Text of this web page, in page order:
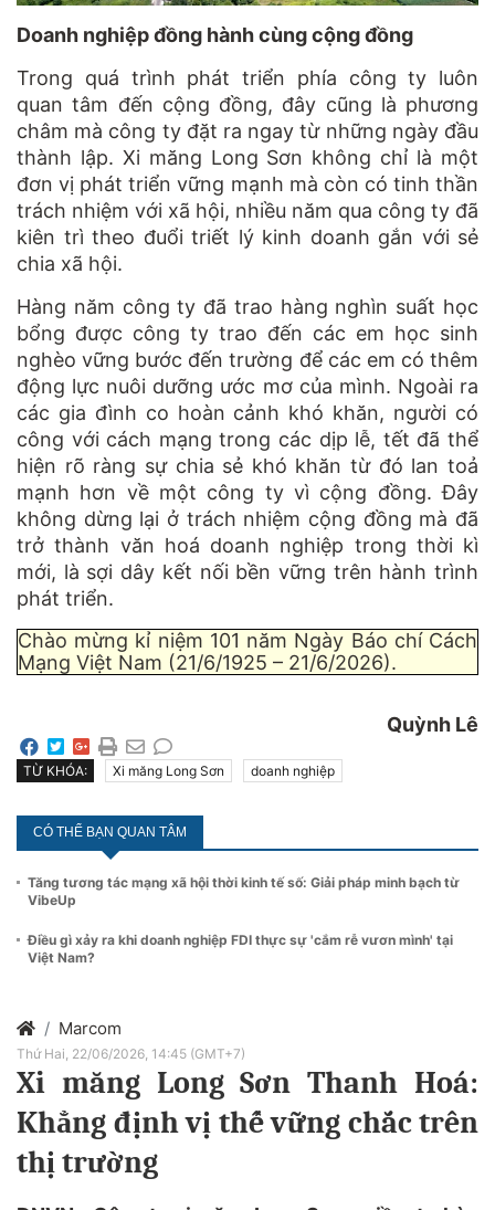
Doanh nghiệp đồng hành cùng cộng đồng
Trong quá trình phát triển phía công ty luôn
quan tâm đến cộng đồng, đây cũng là phương
châm mà công ty đặt ra ngay từ những ngày đầu
thành lập. Xi măng Long Sơn không chỉ là một
đơn vị phát triển vững mạnh mà còn có tinh thần
trách nhiệm với xã hội, nhiều năm qua công ty đã
kiên trì theo đuổi triết lý kinh doanh gắn với sẻ
chia xã hội.
Hàng năm công ty đã trao hàng nghìn suất học
bổng được công ty trao đến các em học sinh
nghèo vững bước đến trường để các em có thêm
động lực nuôi dưỡng ước mơ của mình. Ngoài ra
các gia đình co hoàn cảnh khó khăn, người có
công với cách mạng trong các dịp lễ, tết đã thể
hiện rõ ràng sự chia sẻ khó khăn từ đó lan toả
mạnh hơn về một công ty vì cộng đồng. Đây
không dừng lại ở trách nhiệm cộng đồng mà đã
trở thành văn hoá doanh nghiệp trong thời kì
mới, là sợi dây kết nối bền vững trên hành trình
phát triển.
Chào mừng kỉ niệm 101 năm Ngày Báo chí Cách
Mạng Việt Nam (21/6/1925 – 21/6/2026).
Quỳnh Lê
TỪ KHÓA: Xi măng Long Sơn doanh nghiệp
CÓ THỂ BẠN QUAN TÂM
Tăng tương tác mạng xã hội thời kinh tế số: Giải pháp minh bạch từ
VibeUp
Điều gì xảy ra khi doanh nghiệp FDI thực sự 'cắm rễ vươn mình' tại
Việt Nam?
Marcom
Thứ Hai, 22/06/2026, 14:45 (GMT+7)
Xi măng Long Sơn Thanh Hoá:
Khẳng định vị thế vững chắc trên
thị trường